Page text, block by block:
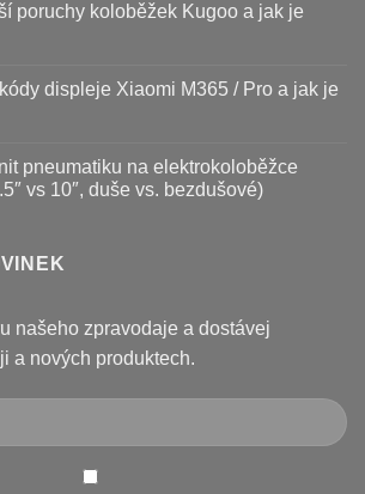
poruchy koloběžek Kugoo a jak je
displeje Xiaomi M365 / Pro a jak je
pneumatiku na elektrokoloběžce
vs 10″, duše vs. bezdušové)
našeho zpravodaje a dostávej
a nových produktech.